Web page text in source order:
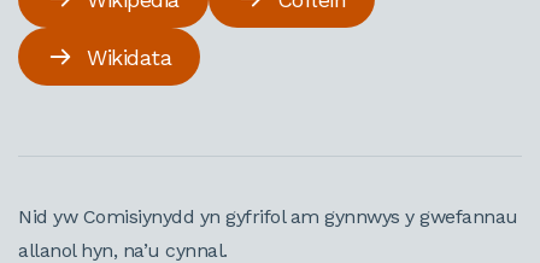
Wikidata
Nid yw Comisiynydd yn gyfrifol am gynnwys y gwefannau
allanol hyn, na’u cynnal.